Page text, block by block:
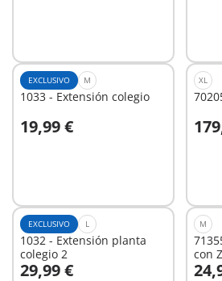
EXCLUSIVO M
1033 - Extensión colegio
19,99 €
A la cesta
XL
A
EXCLUSIVO L
1032 - Extensión planta
colegio 2
29,99 €
A la cesta
M
con
A